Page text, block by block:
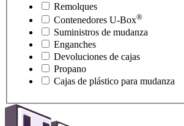
Remolques
Contenedores U-Box®
Suministros de mudanza
Enganches
Devoluciones de cajas
Propano
Cajas de plástico para mudanza